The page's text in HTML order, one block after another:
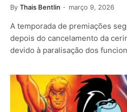
By Thais Bentlin março 9, 2026
A temporada de premiações
depois do cancelamento da
devido à paralisação dos